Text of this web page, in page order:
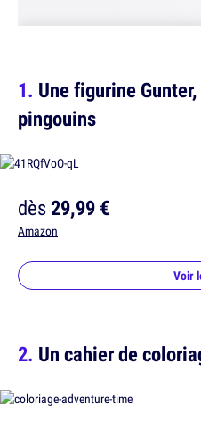
Une figurine
pingouins
dès29,99 €
Amazon
Voir
Un cahier de